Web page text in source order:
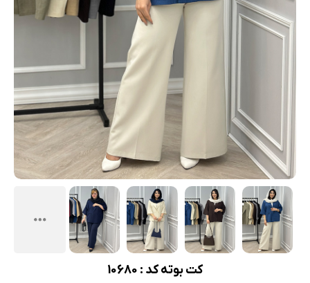
کت بوته کد : 10680